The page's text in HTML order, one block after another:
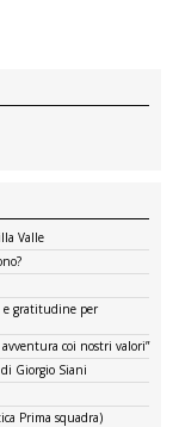
Valle
e gratitudine per
coi nostri valori”
Giorgio Siani
Prima squadra)